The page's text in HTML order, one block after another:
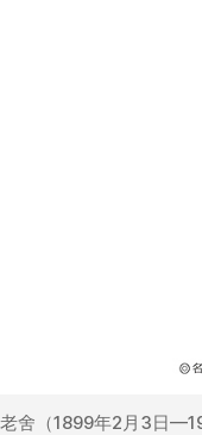
老舍（1899年2月3日